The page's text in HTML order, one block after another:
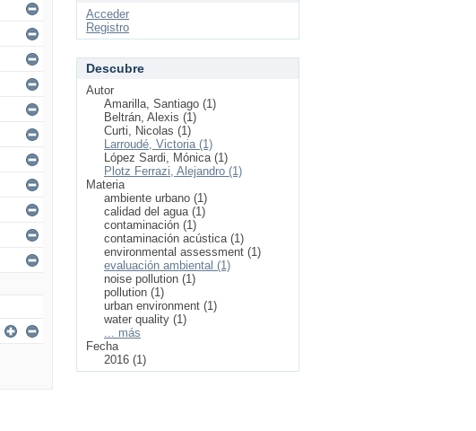
Acceder
Registro
Descubre
Autor
Amarilla, Santiago (1)
Beltrán, Alexis (1)
Curti, Nicolas (1)
Larroudé, Victoria (1)
López Sardi, Mónica (1)
Plotz Ferrazi, Alejandro (1)
Materia
ambiente urbano (1)
calidad del agua (1)
contaminación (1)
contaminación acústica (1)
environmental assessment (1)
evaluación ambiental (1)
noise pollution (1)
pollution (1)
urban environment (1)
water quality (1)
... más
Fecha
2016 (1)